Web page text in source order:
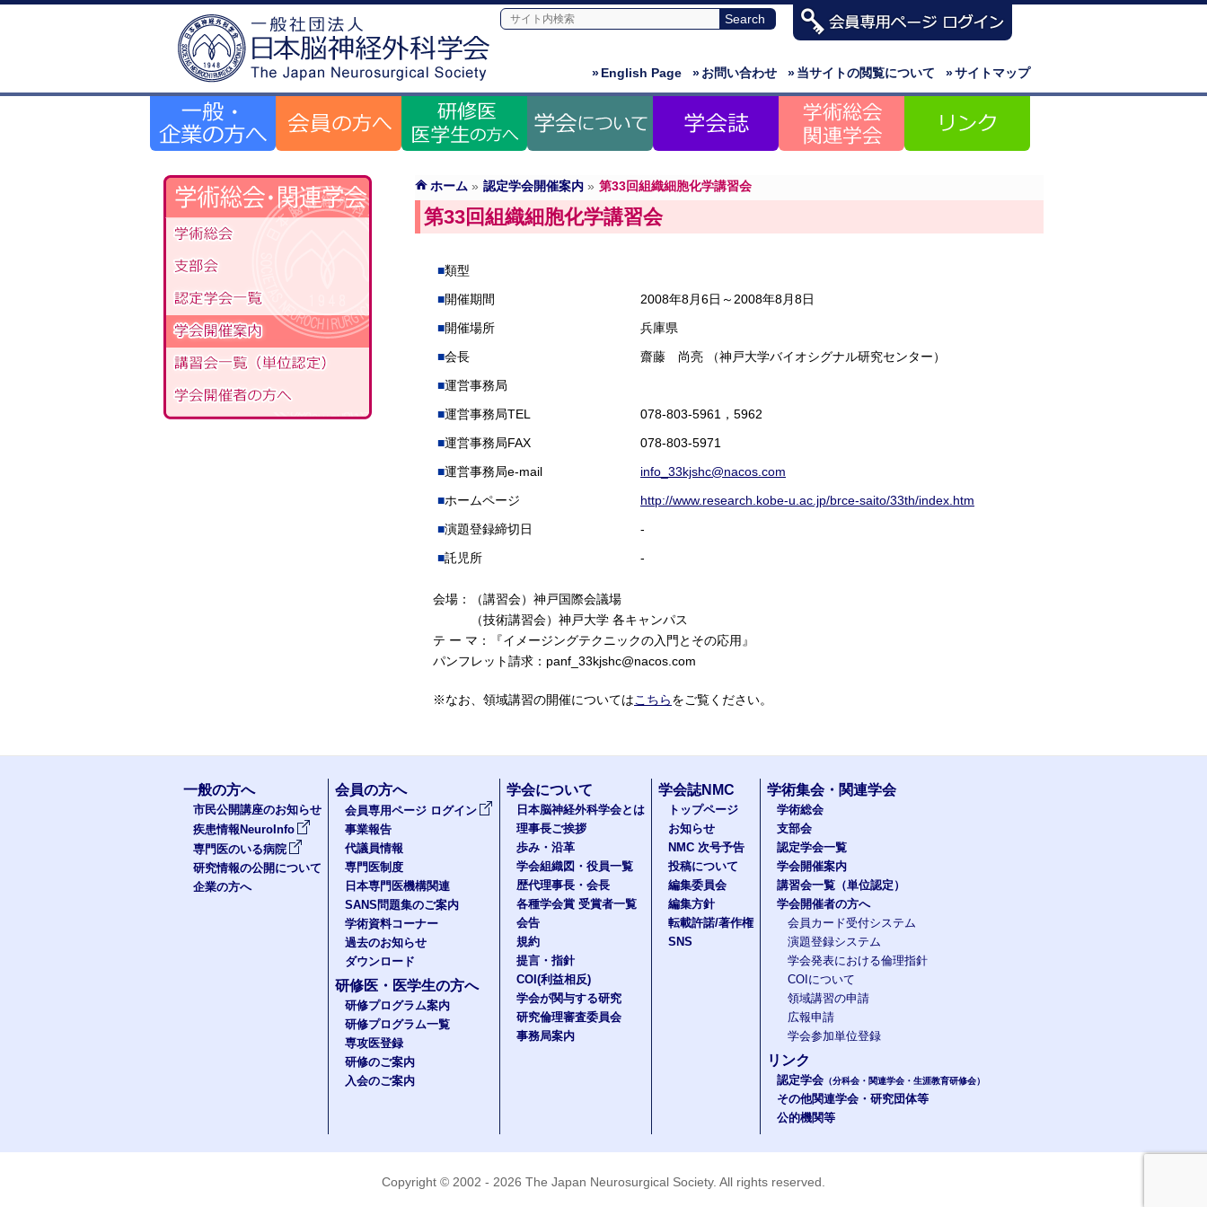
»サイトマップ
»当サイトの閲覧について
»お問い合わせ
»English Page
ホーム » 認定学会開催案内 » 第33回組織細胞化学講習会
第33回組織細胞化学講習会
類型
開催期間
2008年8月6日～2008年8月8日
開催場所
兵庫県
会長
齋藤 尚亮 （神戸大学バイオシグナル研究センター）
運営事務局
運営事務局TEL
078-803-5961，5962
運営事務局FAX
078-803-5971
運営事務局e-mail
info_33kjshc@nacos.com
ホームページ
http://www.research.kobe-u.ac.jp/brce-saito/33th/index.htm
演題登録締切日
-
託児所
-
会場：（講習会）神戸国際会議場
（技術講習会）神戸大学 各キャンパス
テ ー マ：『イメージングテクニックの入門とその応用』
パンフレット請求：panf_33kjshc@nacos.com
※なお、領域講習の開催についてはこちらをご覧ください。
一般の方へ
市民公開講座のお知らせ
疾患情報NeuroInfo
専門医のいる病院
研究情報の公開について
企業の方へ
会員の方へ
会員専用ページ ログイン
事業報告
代議員情報
専門医制度
日本専門医機構関連
SANS問題集のご案内
学術資料コーナー
過去のお知らせ
ダウンロード
研修医・医学生の方へ
研修プログラム案内
研修プログラム一覧
専攻医登録
研修のご案内
入会のご案内
学会について
日本脳神経外科学会とは
理事長ご挨拶
歩み・沿革
学会組織図・役員一覧
歴代理事長・会長
各種学会賞 受賞者一覧
会告
規約
提言・指針
COI(利益相反)
学会が関与する研究
研究倫理審査委員会
事務局案内
学会誌NMC
トップページ
お知らせ
NMC 次号予告
投稿について
編集委員会
編集方針
転載許諾/著作権
SNS
学術集会・関連学会
学術総会
支部会
認定学会一覧
学会開催案内
講習会一覧（単位認定）
学会開催者の方へ
会員カード受付システム
演題登録システム
学会発表における倫理指針
COIについて
領域講習の申請
広報申請
学会参加単位登録
リンク
認定学会 （分科会・関連学会・生涯教育研修会）
その他関連学会・研究団体等
公的機関等
Copyright © 2002 - 2026 The Japan Neurosurgical Society. All rights reserved.